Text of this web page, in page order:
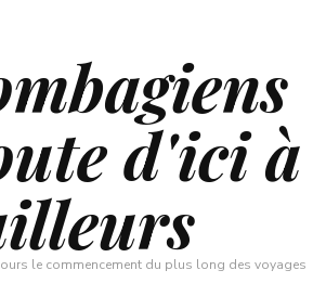
d'ici à
le commencement du plus long des voyages